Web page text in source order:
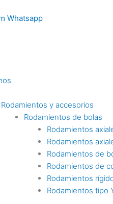
Whatsapp
Rodamientos y accesorios
Rodamientos de bolas
Rodamientos
Rodamientos
Rodamientos de
Rodamientos de
Rodamientos
Rodamientos tipo